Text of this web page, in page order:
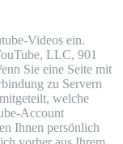
Videos ein.
LLC, 901
Sie eine Seite mit
zu Servern
welche
Account
Ihnen persönlich